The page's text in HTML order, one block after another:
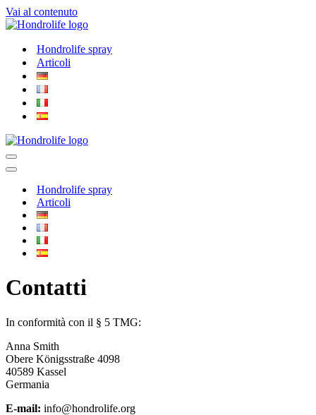
Vai al contenuto
Hondrolife spray
Articoli
Menu
di
Menu
navigazioneHondrolife spray
Articoli
Contatti
In conformità con il § 5 TMG:
Anna Smith
Obere Königsstraße 4098
40589 Kassel
Germania
E-mail: info@hondrolife.org